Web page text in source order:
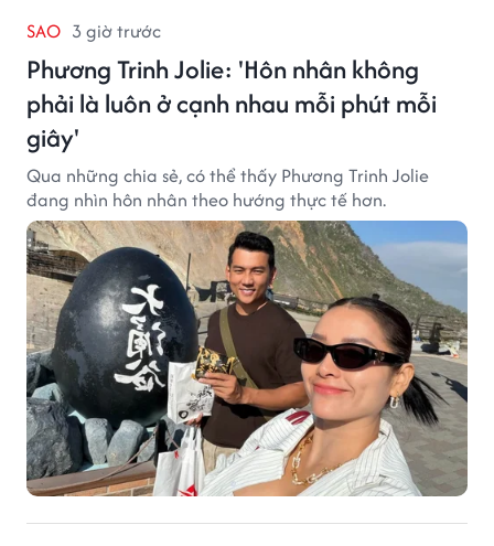
SAO 3 giờ trước
Phương Trinh Jolie: 'Hôn nhân không
phải là luôn ở cạnh nhau mỗi phút mỗi
giây'
Qua những chia sẻ, có thể thấy Phương Trinh Jolie
đang nhìn hôn nhân theo hướng thực tế hơn.